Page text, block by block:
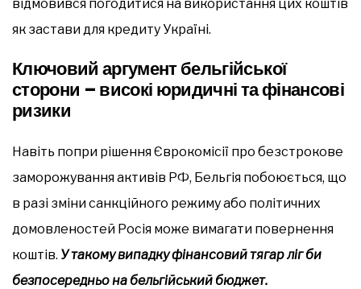
відмовився погодитися на використання цих коштів
як застави для кредиту Україні.
Ключовий аргумент бельгійської
сторони – високі юридичні та фінансові
ризики
Навіть попри рішення Єврокомісії про безстрокове
заморожування активів РФ, Бельгія побоюється, що
в разі зміни санкційного режиму або політичних
домовленостей Росія може вимагати повернення
коштів. У такому випадку фінансовий тягар ліг би
безпосередньо на бельгійський бюджет.